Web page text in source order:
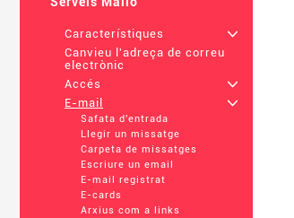
Característiques
+
Canvieu l'adreça de correu
electrònic
Accés
+
E-mail
+
Safata d'entrada
Llegir un missatge
Carpeta de missatges
Escriure un email
E-mail registrat
E-cards
Arxius com a links